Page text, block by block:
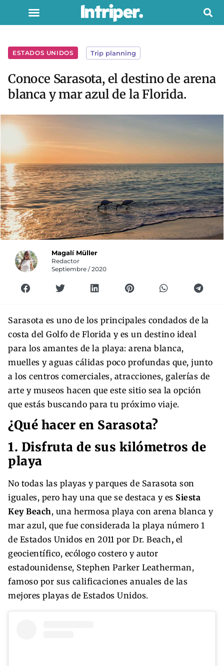
ESTADOS UNIDOS Trip planning
Conoce Sarasota, el destino de arena
blanca y mar azul de la Florida.
Magalí Müller
Redactor
Septiembre / 2020
Sarasota es uno de los principales condados de la
costa del Golfo de Florida y es un destino ideal
para los amantes de la playa: arena blanca,
muelles y aguas cálidas poco profundas que, junto
a los centros comerciales, atracciones, galerías de
arte y museos hacen que este sitio sea la opción
que estás buscando para tu próximo viaje.
¿Qué hacer en Sarasota?
1. Disfruta de sus kilómetros de
playa
No todas las playas y parques de Sarasota son
iguales, pero hay una que se destaca y es Siesta
Key Beach, una hermosa playa con arena blanca y
mar azul, que fue considerada la playa número 1
de Estados Unidos en 2011 por Dr. Beach, el
geocientífico, ecólogo costero y autor
estadounidense, Stephen Parker Leatherman,
famoso por sus calificaciones anuales de las
mejores playas de Estados Unidos.